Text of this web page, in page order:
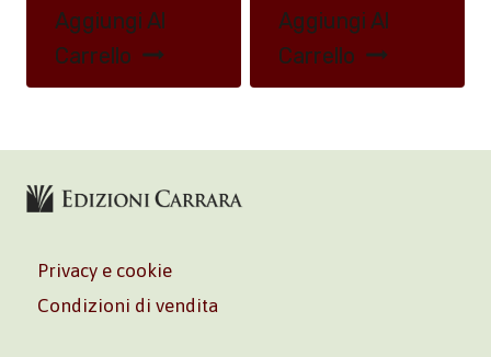
Aggiungi Al
Carrello
Aggiungi Al
Carrello
Privacy e cookie
Condizioni di vendita